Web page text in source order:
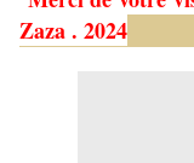
Zaza . 2024